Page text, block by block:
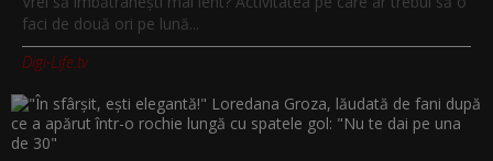
faci de două ori pe lună...
Digi-Life.tv